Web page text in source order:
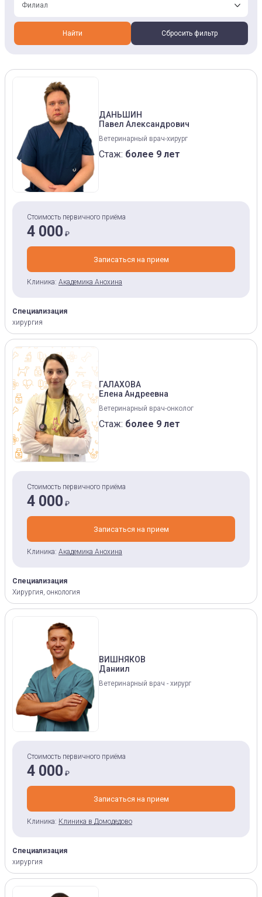
Филиал
Найти Сбросить фильтр
ДАНЬШИН
Павел Александрович
Ветеринарный врач-хирург
Стаж: более 9 лет
Стоимость первичного приёма
4 000 ₽
Записаться на прием
Клиника: Академика Анохина
Специализация
хирургия
ГАЛАХОВА
Елена Андреевна
Ветеринарный врач-онколог
Стаж: более 9 лет
Стоимость первичного приёма
4 000 ₽
Записаться на прием
Клиника: Академика Анохина
Специализация
Хирургия, онкология
ВИШНЯКОВ
Даниил
Ветеринарный врач - хирург
Стоимость первичного приёма
4 000 ₽
Записаться на прием
Клиника: Клиника в Домодедово
Специализация
хирургия